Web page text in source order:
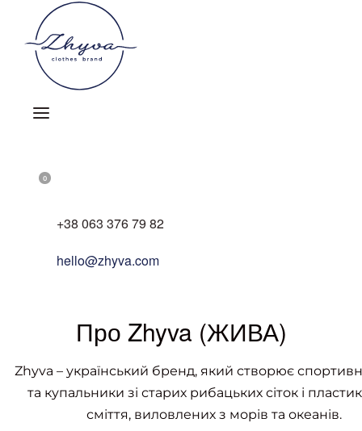
content
DETAILS
OPEN
0OPEN
+38 063 376 79 82
hello@zhyva.com
Про Zhyva (ЖИВА)
Zhyva – український бренд, який створює
та купальники зі старих рибацьких сіток і
сміття, виловлених з морів та океанів.